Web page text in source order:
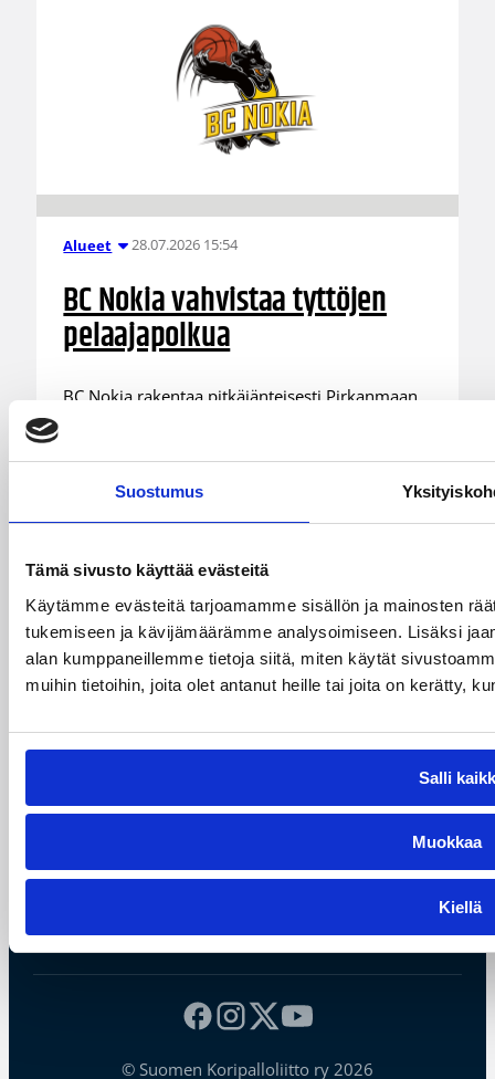
Suostumus
Tämä sivusto käyttää evästeitä
Käytämme evästeitä tarjoamamme sisällön ja mainosten
tukemiseen ja kävijämäärämme analysoimiseen. Lisäksi
alan kumppaneillemme tietoja siitä, miten käytät
muihin tietoihin, joita olet antanut heille tai joita on kerätty,
Salli
Muokkaa
Kiellä
Alueet 28.07.2026 15:54
BC Nokia vahvistaa tyttöjen
pelaajapolkua
BC Nokia rakentaa pitkäjänteisesti Pirkanmaan
selkeä ja laadukas reitti U16-ikäluokasta aina
Naisten Korisliigaan Nokialla.
Suomen
Koripalloliitto
Urheilupuistontie 3
02200 Espoo
office@basket.fi
Alueiden yhteystiedot
Käyttöehdot ja tietosuoja
© Suomen Koripalloliitto ry 2026